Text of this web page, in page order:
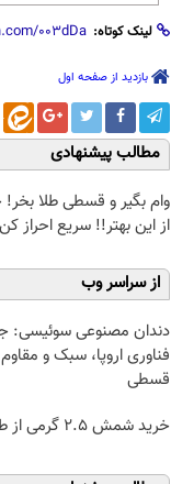
لینک کوتاه:
بازدید از صفحه اول
مطالب پیشنهادی
وام بگیر و قسطی طلا
از این بهتر!! سریع احراز کن
از سراسر وب
دندان مصنوعی سوئیسی:
فناوری اروپا، سبک و
قسطی
خرید شمش 2.5 گرمی از طلاسی 😍